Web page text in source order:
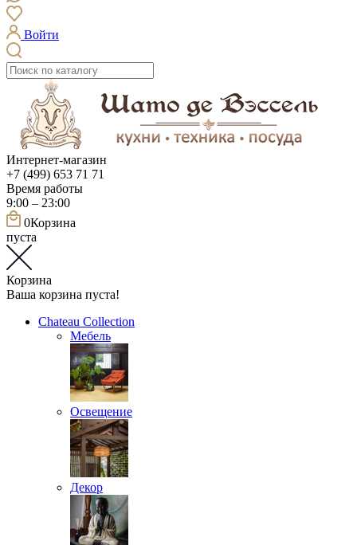
Войти
Интернет-магазин
+7 (499) 653 71 71
Время работы
9:00 – 23:00
0Корзина
пуста
Корзина
Ваша корзина пуста!
Chateau Collection
Мебель
Освещение
Декор